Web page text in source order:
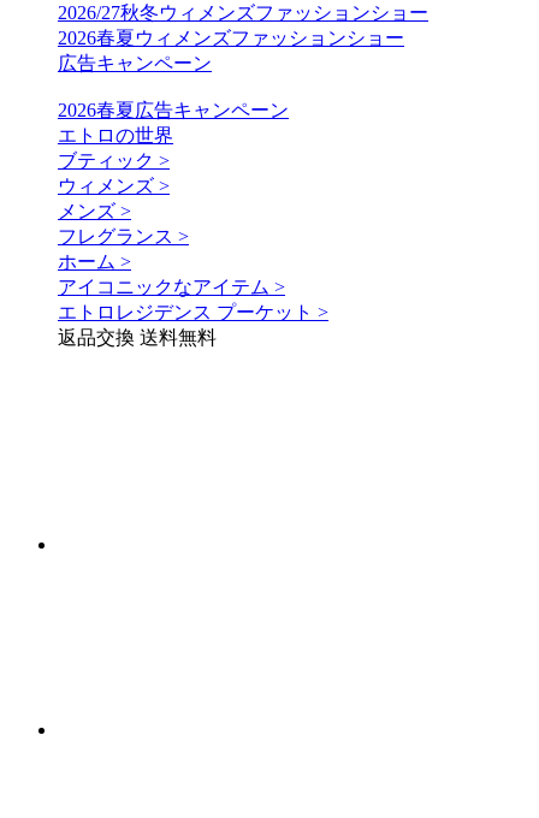
2026/27秋冬ウィメンズファッションショー
2026春夏ウィメンズファッションショー
広告キャンペーン
2026春夏広告キャンペーン
エトロの世界
ブティック >
ウィメンズ >
メンズ >
フレグランス >
ホーム >
アイコニックなアイテム >
エトロレジデンス プーケット >
返品交換 送料無料